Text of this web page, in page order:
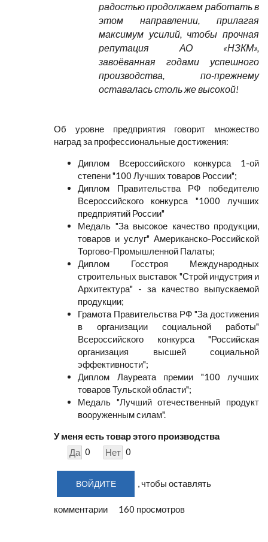
радостью продолжаем работать в
этом направлении, прилагая
максимум усилий, чтобы прочная
репутация АО «НЗКМ»,
завоёванная годами успешного
производства, по-прежнему
оставалась столь же высокой!
Об уровне предприятия говорит множество
наград за профессиональные достижения:
Диплом Всероссийского конкурса 1-ой
степени "100 Лучших товаров России";
Диплом Правительства РФ победителю
Всероссийского конкурса "1000 лучших
предприятий России"
Медаль "За высокое качество продукции,
товаров и услуг" Американско-Российской
Торгово-Промышленной Палаты;
Диплом Госстроя Международных
строительных выставок "Строй индустрия и
Архитектура" - за качество выпускаемой
продукции;
Грамота Правительства РФ "За достижения
в организации социальной работы"
Всероссийского конкурса "Российская
организация высшей социальной
эффективности";
Диплом Лауреата премии "100 лучших
товаров Тульской области";
Медаль "Лучший отечественный продукт
вооруженным силам".
У меня есть товар этого производства
Да 0 Нет 0
ВОЙДИТЕ , чтобы оставлять
комментарии 160 просмотров